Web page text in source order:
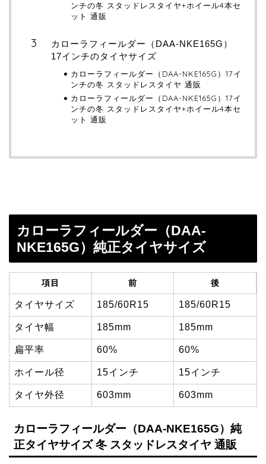
ンチの冬 スタッドレスタイヤ+ホイール4本セ
ット 通販
カローラフィールダー（DAA-NKE165G）
17インチのタイヤサイズ
カローラフィールダー（DAA-NKE165G）17イ
ンチの冬 スタッドレスタイヤ 通販
カローラフィールダー（DAA-NKE165G）17イ
ンチの冬 スタッドレスタイヤ+ホイール4本セ
ット 通販
カローラフィールダー（DAA-
NKE165G）純正タイヤサイズ
項目 前 後
タイヤサイズ 185/60R15 185/60R15
タイヤ幅 185mm 185mm
扁平率 60% 60%
ホイール径 15インチ 15インチ
タイヤ外径 603mm 603mm
カローラフィールダー（DAA-NKE165G）純
正タイヤサイズ 冬 スタッドレスタイヤ 通販